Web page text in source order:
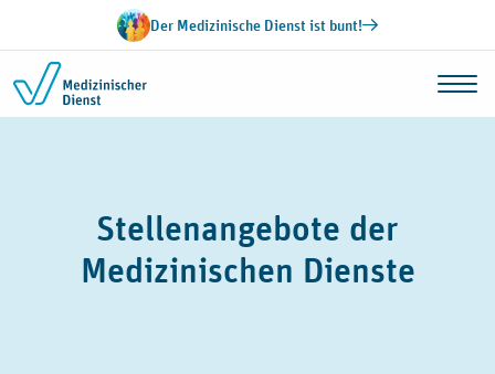
Zum Inhalt springenDer Medizinische Dienst ist bunt!
Stellenangebote der
Medizinischen Dienste